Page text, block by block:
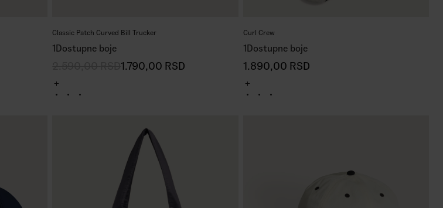
Classic Patch Curved Bill Trucker
1Dostupne boje
1.790,00 RSD
Curl Crew
1Dostupne boje
1.890,00 RSD